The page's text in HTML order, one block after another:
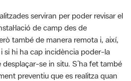
serviran per poder revisar el
de camp des de
també de manera remota i, així,
si hi ha cap incidència poder-la
se in situ. S’ha fet també
preventiu que es realitza quan